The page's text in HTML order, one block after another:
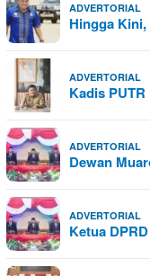
ADVERTORIAL
Hingga
ADVERTORIAL
Kadis
ADVERTORIAL
Dewan
ADVERTORIAL
Ketua